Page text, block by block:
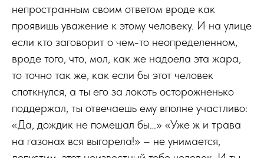
непространным своим ответом вроде как
проявишь уважение к этому человеку. И на улице
если кто заговорит о чем-то неопределенном,
вроде того, что, мол, как же надоела эта жара,
то точно так же, как если бы этот человек
споткнулся, а ты его за локоть осторожненько
поддержал, ты отвечаешь ему вполне участливо:
«Да, дождик не помешал бы…» «Уже ж и трава
на газонах вся выгорела!» – не унимается,